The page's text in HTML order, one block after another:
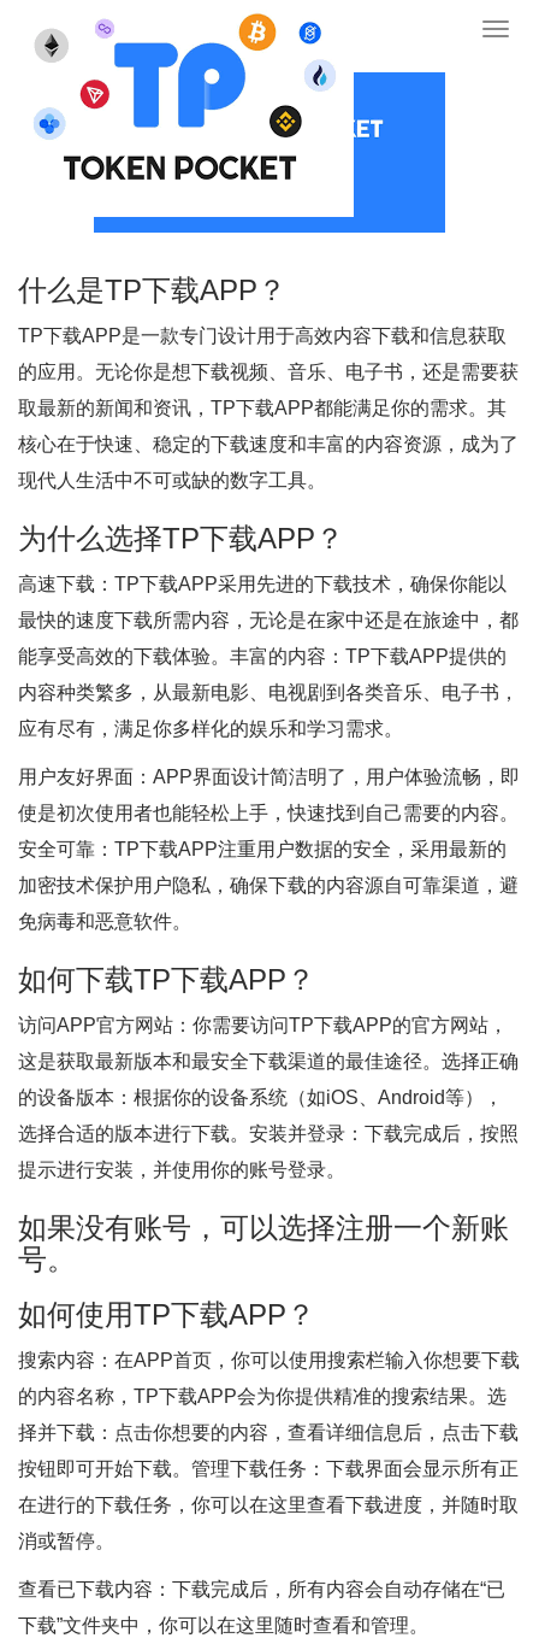
tp下载-tp官网下载-tp官网下载安卓版最新版本
什么是TP下载APP？
TP下载APP是一款专门设计用于高效内容下载和信息获取
的应用。无论你是想下载视频、音乐、电子书，还是需要获
取最新的新闻和资讯，TP下载APP都能满足你的需求。其
核心在于快速、稳定的下载速度和丰富的内容资源，成为了
现代人生活中不可或缺的数字工具。
为什么选择TP下载APP？
高速下载：TP下载APP采用先进的下载技术，确保你能以
最快的速度下载所需内容，无论是在家中还是在旅途中，都
能享受高效的下载体验。丰富的内容：TP下载APP提供的
内容种类繁多，从最新电影、电视剧到各类音乐、电子书，
应有尽有，满足你多样化的娱乐和学习需求。
用户友好界面：APP界面设计简洁明了，用户体验流畅，即
使是初次使用者也能轻松上手，快速找到自己需要的内容。
安全可靠：TP下载APP注重用户数据的安全，采用最新的
加密技术保护用户隐私，确保下载的内容源自可靠渠道，避
免病毒和恶意软件。
如何下载TP下载APP？
访问APP官方网站：你需要访问TP下载APP的官方网站，
这是获取最新版本和最安全下载渠道的最佳途径。选择正确
的设备版本：根据你的设备系统（如iOS、Android等），
选择合适的版本进行下载。安装并登录：下载完成后，按照
提示进行安装，并使用你的账号登录。
如果没有账号，可以选择注册一个新账
号。
如何使用TP下载APP？
搜索内容：在APP首页，你可以使用搜索栏输入你想要下载
的内容名称，TP下载APP会为你提供精准的搜索结果。选
择并下载：点击你想要的内容，查看详细信息后，点击下载
按钮即可开始下载。管理下载任务：下载界面会显示所有正
在进行的下载任务，你可以在这里查看下载进度，并随时取
消或暂停。
查看已下载内容：下载完成后，所有内容会自动存储在“已
下载”文件夹中，你可以在这里随时查看和管理。